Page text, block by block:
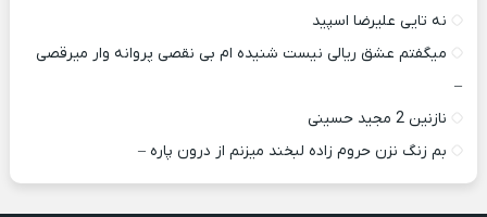
نه تایی علیرضا اسپید
میگفتم عشق ریالی نیست شنیده ام بی نقصی پروانه وار میرقصی
–
نازنین 2 مجید حسینی
بم زنگ نزن حروم زاده لبخند میزنم از درون پاره –